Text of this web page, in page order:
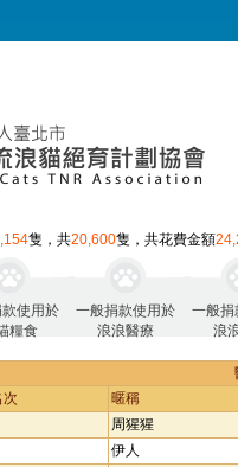
隻，共20,600隻，共花費金額
使用於
糧食
一般捐款使用於
浪浪醫療
一般捐
浪
次
暱稱
周猩猩
伊人